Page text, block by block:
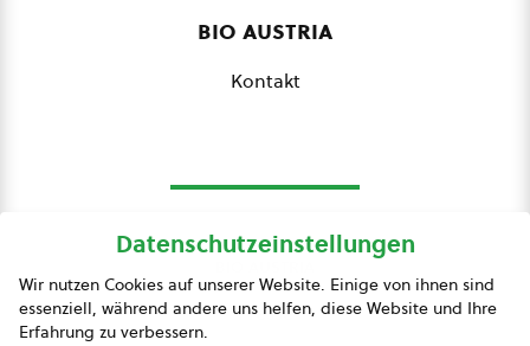
bio austria
Kontakt
Presse
Datenschutzeinstellungen
Wir nutzen Cookies auf unserer Website. Einige von ihnen sind
essenziell, während andere uns helfen, diese Website und Ihre
Erfahrung zu verbessern.